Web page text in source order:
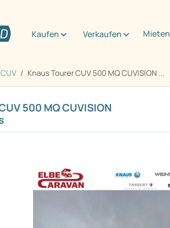
Kaufen Verkaufen Mieten
Knaus Tourer CUV 500 MQ CUVISION ...
500 MQ CUVISION